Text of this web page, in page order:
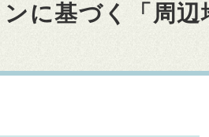
に基づく「周辺